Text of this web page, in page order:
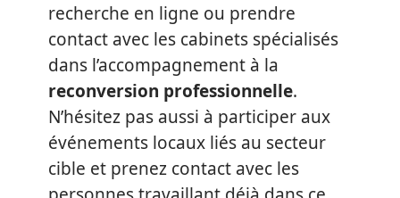
recherche en ligne ou prendre
contact avec les cabinets spécialisés
dans l’accompagnement à la
reconversion professionnelle.
N’hésitez pas aussi à participer aux
événements locaux liés au secteur
cible et prenez contact avec les